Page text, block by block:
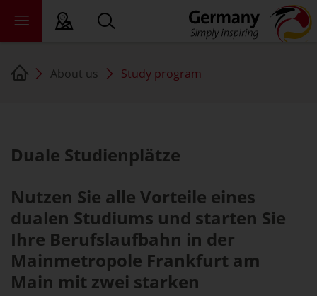
languageAbout us Study program
Duale Studienplätze
Nutzen Sie alle Vorteile eines
dualen Studiums und starten Sie
Ihre Berufslaufbahn in der
Mainmetropole Frankfurt am
Main mit zwei starken